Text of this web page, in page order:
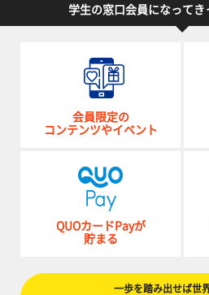
学生の窓口会員になってき
会員限定の
コンテンツやイベント
QUOカードPayが
貯まる
一歩を踏み出せば世